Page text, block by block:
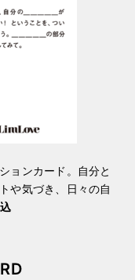
ョンカード。自分と
や気づき、日々の自